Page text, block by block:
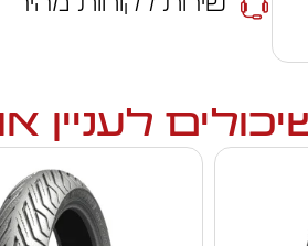
שירות לקוחות מהיר
לעניין